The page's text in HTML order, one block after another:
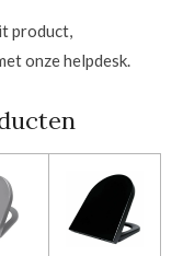
product,
onze helpdesk.